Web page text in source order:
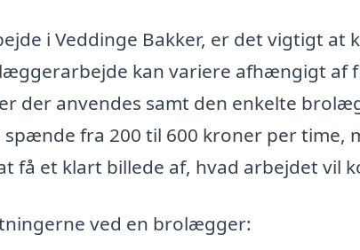
i Veddinge Bakker, er det vigtigt at
kan variere afhængigt af
der anvendes samt den enkelte
fra 200 til 600 kroner per time,
få et klart billede af, hvad arbejdet vil
ved en brolægger: